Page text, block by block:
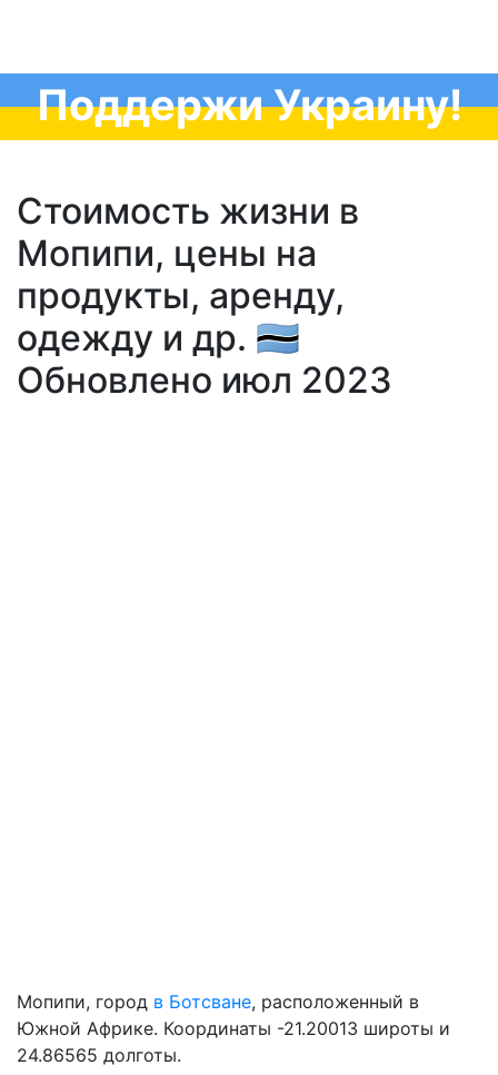
Поддержи Украину!
Стоимость жизни в
Мопипи, цены на
продукты, аренду,
одежду и др. 🇧🇼
Обновлено июл 2023
Мопипи, город в Ботсване, расположенный в
Южной Африке. Координаты -21.20013 широты и
24.86565 долготы.